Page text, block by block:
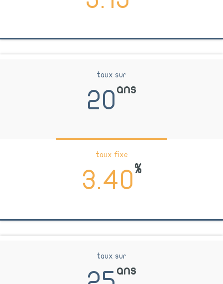
taux sur
20ans
taux fixe
3.40%
taux sur
ans